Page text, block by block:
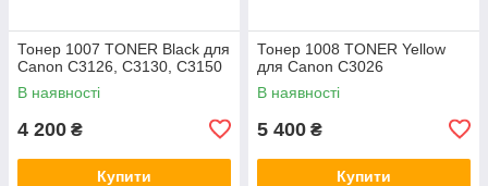
Тонер 1007 TONER Black для
Canon C3126, C3130, C3150
В наявності
4 200 ₴
Купити
Тонер 1008 TONER Yellow
для Canon C3026
В наявності
5 400 ₴
Купити